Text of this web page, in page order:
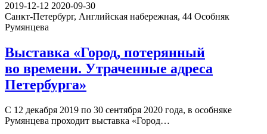
2019-12-12 2020-09-30
Санкт-Петербург, Английская набережная, 44 Особняк
Румянцева
Выставка «Город, потерянный
во времени. Утраченные адреса
Петербурга»
С 12 декабря 2019 по 30 сентября 2020 года, в особняке
Румянцева проходит выставка «Город…